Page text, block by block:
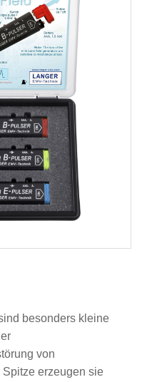
besonders kleine
von
erzeugen sie